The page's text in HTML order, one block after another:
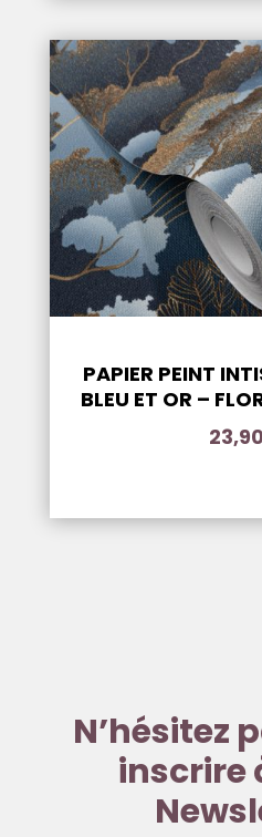
PAPIER PEINT
BLEU ET OR –
23,90
N’hésitez
inscrire